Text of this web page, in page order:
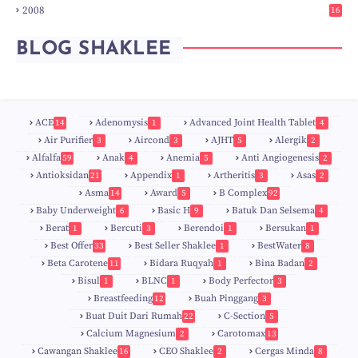
2008
16
BLOG SHAKLEE
ACE 14 Adenomysis 1 Advanced Joint Health Tablet 4
Air Purifier 3 Aircond 3 AJHT 5 Alergik 2
Alfalfa59 Anak 4 Anemia 5 Anti Angiogenesis 2
Antioksidan21 Appendix 1 Artheritis 3 Asas 2
Asma 14 Award 5 B Complex92
Baby Underweight 6 Basic H 9 Batuk Dan Selsema 4
Berat 1 Bercuti 3 Berendoi 1 Bersukan 1
Best Offer33 Best Seller Shaklee 1 BestWater 8
Beta Carotene 11 Bidara Ruqyah 1 Bina Badan 2
Bisul 1 BLNC 1 Body Perfector 3
Breastfeeding 12
9
Buah Pinggang 3
Buat Duit Dari Rumah22 C-Section 5
Calcium Magnesium 2 Carotomax 13
Cawangan Shaklee 16 CEO Shaklee 2 Cergas Minda 8